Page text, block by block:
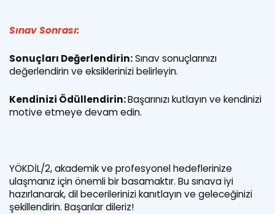
Sınav Sonrası:
Sonuçları Değerlendirin:Sınav sonuçlarınızı
değerlendirin ve eksiklerinizi belirleyin.
Kendinizi Ödüllendirin:Başarınızı kutlayın ve kendinizi
motive etmeye devam edin.
YÖKDİL/2, akademik ve profesyonel hedeflerinize
ulaşmanız için önemli bir basamaktır. Bu sınava iyi
hazırlanarak, dil becerilerinizi kanıtlayın ve geleceğinizi
şekillendirin. Başarılar dileriz!